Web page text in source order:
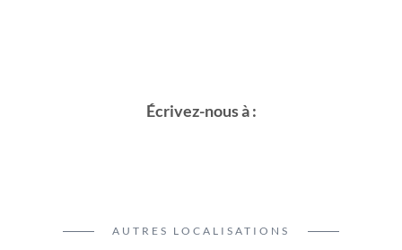
Écrivez-nous à :
AUTRES LOCALISATIONS